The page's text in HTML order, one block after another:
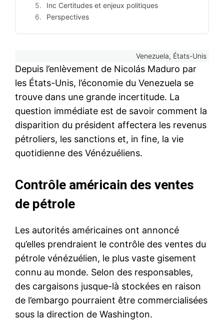
Inc Certitudes et enjeux politiques
Perspectives
Venezuela, États-Unis
Depuis l’enlèvement de Nicolás Maduro par
les États-Unis, l’économie du Venezuela se
trouve dans une grande incertitude. La
question immédiate est de savoir comment la
disparition du président affectera les revenus
pétroliers, les sanctions et, in fine, la vie
quotidienne des Vénézuéliens.
Contrôle américain des ventes
de pétrole
Les autorités américaines ont annoncé
qu’elles prendraient le contrôle des ventes du
pétrole vénézuélien, le plus vaste gisement
connu au monde. Selon des responsables,
des cargaisons jusque-là stockées en raison
de l’embargo pourraient être commercialisées
sous la direction de Washington.